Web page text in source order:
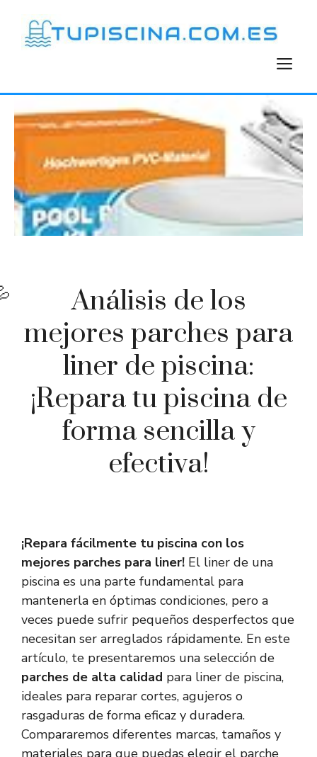
contenido
Análisis de los
mejores parches para
liner de piscina:
¡Repara tu piscina de
forma sencilla y
efectiva!
¡Repara fácilmente tu piscina con los
mejores parches para liner! El liner de una
piscina es una parte fundamental para
mantenerla en óptimas condiciones, pero a
veces puede sufrir pequeños desperfectos que
necesitan ser arreglados rápidamente. En este
artículo, te presentaremos una selección de
parches de alta calidad para liner de piscina,
ideales para reparar cortes, agujeros o
rasgaduras de forma eficaz y duradera.
Compararemos diferentes marcas, tamaños y